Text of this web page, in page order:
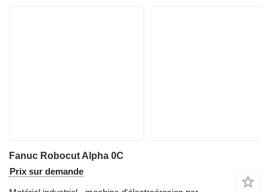
Fanuc Robocut Alpha 0C
Prix sur demande